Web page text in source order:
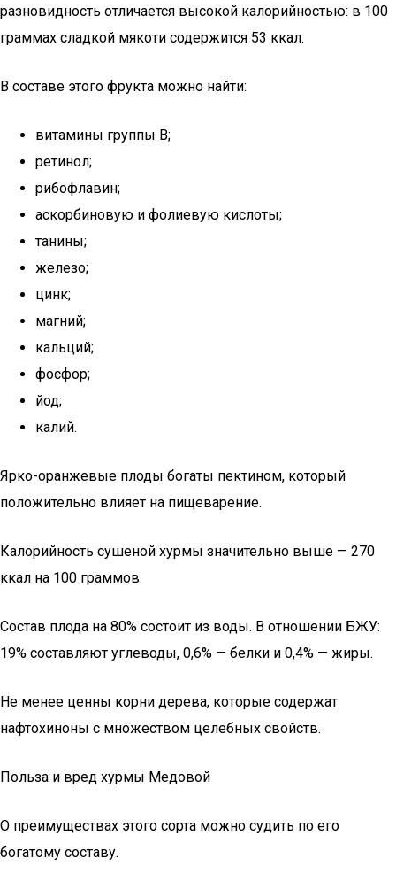
разновидность отличается высокой калорийностью: в 100
граммах сладкой мякоти содержится 53 ккал.
В составе этого фрукта можно найти:
витамины группы В;
ретинол;
рибофлавин;
аскорбиновую и фолиевую кислоты;
танины;
железо;
цинк;
магний;
кальций;
фосфор;
йод;
калий.
Ярко-оранжевые плоды богаты пектином, который
положительно влияет на пищеварение.
Калорийность сушеной хурмы значительно выше — 270
ккал на 100 граммов.
Состав плода на 80% состоит из воды. В отношении БЖУ:
19% составляют углеводы, 0,6% — белки и 0,4% — жиры.
Не менее ценны корни дерева, которые содержат
нафтохиноны с множеством целебных свойств.
Польза и вред хурмы Медовой
О преимуществах этого сорта можно судить по его
богатому составу.